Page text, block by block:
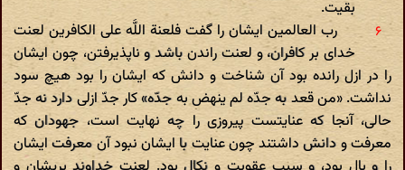
بقیت.
رب العالمین ایشان را گفت فلعنة اللَّه علی الکافرین لعنت
خدای بر کافران، و لعنت راندن باشد و ناپذیرفتن، چون ایشان
را در ازل رانده بود آن شناخت و دانش که ایشان را بود هیچ سود
نداشت. «من قعد به جدّه لم ینهض به جدّه» کار جدّ ازلی دارد نه جدّ
حالی، آنجا که عنایتست پیروزی را چه نهایت است، جهودان که
معرفت و دانش داشتند چون عنایت با ایشان نبود آن معرفت ایشان